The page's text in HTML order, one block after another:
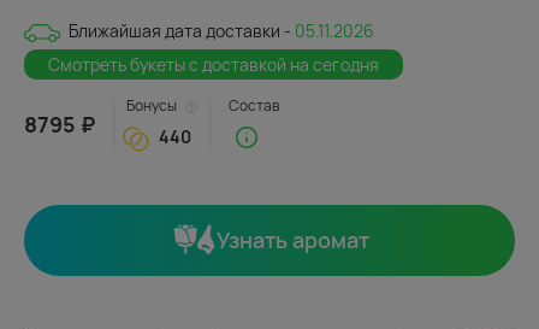
Ближайшая дата доставки - 05.11.2026
Смотреть букеты с доставкой на сегодня
8795 ₽
Бонусы
440
Состав
Узнать аромат